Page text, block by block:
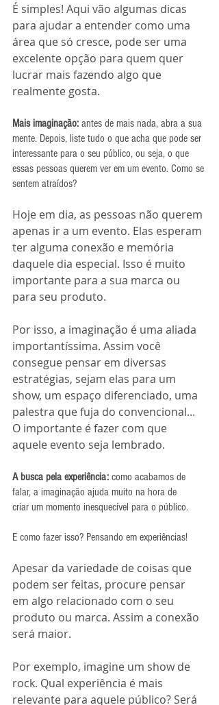
É simples! Aqui vão algumas dicas
para ajudar a entender como uma
área que só cresce, pode ser uma
excelente opção para quem quer
lucrar mais fazendo algo que
realmente gosta.
Mais imaginação: antes de mais nada, abra a sua
mente. Depois, liste tudo o que acha que pode ser
interessante para o seu público, ou seja, o que
essas pessoas querem ver em um evento. Como se
sentem atraídos?
Hoje em dia, as pessoas não querem
apenas ir a um evento. Elas esperam
ter alguma conexão e memória
daquele dia especial. Isso é muito
importante para a sua marca ou
para seu produto.
Por isso, a imaginação é uma aliada
importantíssima. Assim você
consegue pensar em diversas
estratégias, sejam elas para um
show, um espaço diferenciado, uma
palestra que fuja do convencional...
O importante é fazer com que
aquele evento seja lembrado.
A busca pela experiência: como acabamos de
falar, a imaginação ajuda muito na hora de
criar um momento inesquecível para o público.
E como fazer isso? Pensando em experiências!
Apesar da variedade de coisas que
podem ser feitas, procure pensar
em algo relacionado com o seu
produto ou marca. Assim a conexão
será maior.
Por exemplo, imagine um show de
rock. Qual experiência é mais
relevante para aquele público? Será